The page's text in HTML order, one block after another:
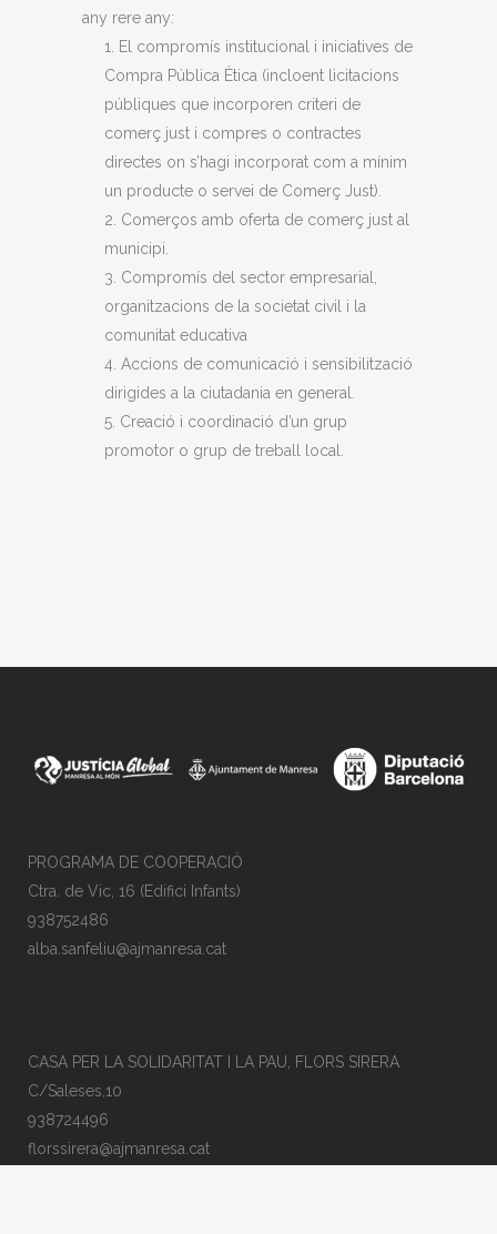
any rere any:
El compromís institucional i iniciatives de
Compra Pública Ètica (incloent licitacions
públiques que incorporen criteri de
comerç just i compres o contractes
directes on s’hagi incorporat com a mínim
un producte o servei de Comerç Just).
Comerços amb oferta de comerç just al
municipi.
Compromís del sector empresarial,
organitzacions de la societat civil i la
comunitat educativa
Accions de comunicació i sensibilització
dirigides a la ciutadania en general.
Creació i coordinació d’un grup
promotor o grup de treball local.
PROGRAMA DE COOPERACIÓ
Ctra. de Vic, 16 (Edifici Infants)
938752486
alba.sanfeliu@ajmanresa.cat
CASA PER LA SOLIDARITAT I LA PAU, FLORS SIRERA
C/Saleses,10
938724496
florssirera@ajmanresa.cat